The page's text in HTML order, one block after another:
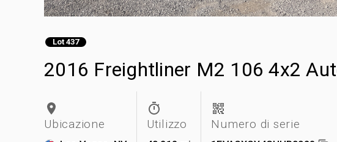
Lot 437
2016 Freightliner M2 106 4x2
Ubicazione Utilizzo Numero di serie